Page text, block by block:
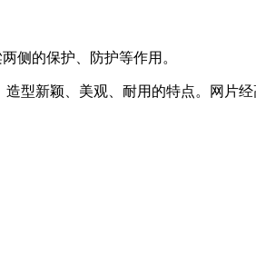
侧的保护、防护等作用。
型新颖、美观、耐用的特点。网片